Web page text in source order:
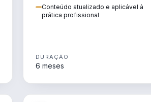
Conteúdo atualizado e aplicável à
prática profissional
DURAÇÃO
6 meses